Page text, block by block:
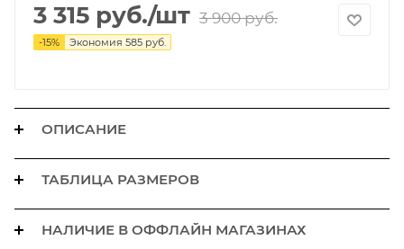
3 315 руб./шт 3 900руб.
-15% Экономия 585 руб.
ОПИСАНИЕ
ТАБЛИЦА РАЗМЕРОВ
НАЛИЧИЕ В ОФФЛАЙН МАГАЗИНАХ